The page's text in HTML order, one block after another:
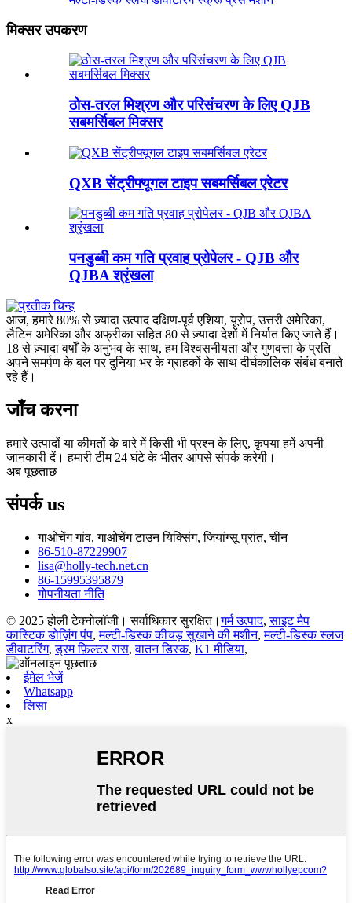
मिक्सर उपकरण
ठोस-तरल मिश्रण और परिसंचरण के लिए QJB
सबमर्सिबल मिक्सर
QXB सेंट्रीफ्यूगल टाइप सबमर्सिबल एरेटर
पनडुब्बी कम गति प्रवाह प्रोपेलर - QJB और
QJBA श्रृंखला
आज, हमारे 80% से ज़्यादा उत्पाद दक्षिण-पूर्व एशिया, यूरोप, उत्तरी अमेरिका,
लैटिन अमेरिका और अफ्रीका सहित 80 से ज़्यादा देशों में निर्यात किए जाते हैं।
18 से ज़्यादा वर्षों के अनुभव के साथ, हम विश्वसनीयता और गुणवत्ता के प्रति
अपने समर्पण के बल पर दुनिया भर के ग्राहकों के साथ दीर्घकालिक संबंध बनाते
रहे हैं।
जाँच करना
हमारे उत्पादों या कीमतों के बारे में किसी भी प्रश्न के लिए, कृपया हमें अपनी
जानकारी दें। हमारी टीम 24 घंटे के भीतर आपसे संपर्क करेगी।
अब पूछताछ
संपर्कus
गाओचेंग गांव, गाओचेंग टाउन यिक्सिंग, जियांग्सू प्रांत, चीन
86-510-87229907
lisa@holly-tech.net.cn
86-15995395879
गोपनीयता नीति
© 2025 होली टेक्नोलॉजी। सर्वाधिकार सुरक्षित।गर्म उत्पाद,साइट मैप
कास्टिक डोज़िंग पंप,मल्टी-डिस्क कीचड़ सुखाने की मशीन,मल्टी-डिस्क स्लज
डीवाटरिंग,ड्रम फ़िल्टर रास,वातन डिस्क, K1 मीडिया,
ईमेल भेजें
Whatsapp
लिसा
x